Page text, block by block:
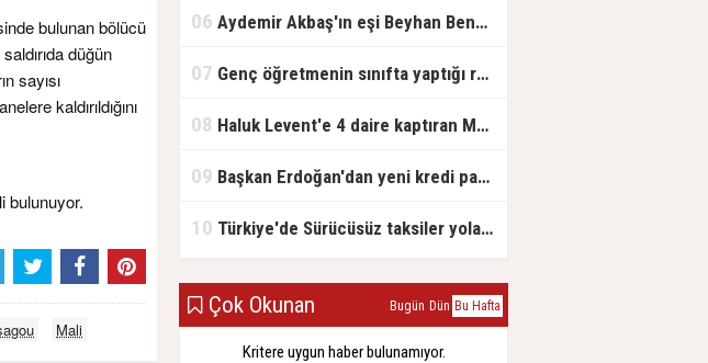
bulunan bölücü
düğün
sayısı
kaldırıldığını
bulunuyor.
Mali
06 Aydemir Akbaş'ın eşi Beyhan Benek Akbaş hayatını kaybetti
07 Genç öğretmenin sınıfta yaptığı rezil paylaşım
08 Haluk Levent'e 4 daire kaptıran Müteahhit soluğu savcılıkta aldı
09 Başkan Erdoğan'dan yeni kredi paketi müjdesi: 6 ay geri ödemesiz, 36 ay vadeli
10 Türkiye'de Sürücüsüz taksiler yola çıkmaya hazırlanıyor
Çok Okunan Bugün Dün Bu Hafta
Kritere uygun haber bulunamıyor.